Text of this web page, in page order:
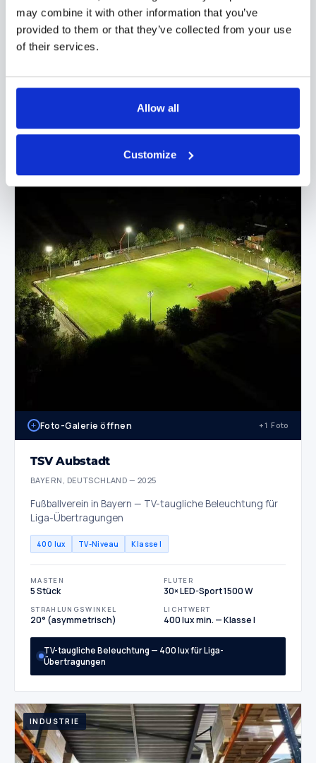
may combine it with other information that you’ve
provided to them or that they’ve collected from your use
of their services.
Allow all
Customize
+ Foto-Galerie öffnen +1 Foto
TSV Aubstadt
BAYERN, DEUTSCHLAND — 2025
Fußballverein in Bayern — TV-taugliche Beleuchtung für
Liga-Übertragungen
400 lux TV-Niveau Klasse I
MASTEN
5 Stück
FLUTER
30× LED-Sport 1500 W
STRAHLUNGSWINKEL
20° (asymmetrisch)
LICHTWERT
400 lux min. — Klasse I
TV-taugliche Beleuchtung — 400 lux für Liga-
Übertragungen
INDUSTRIE